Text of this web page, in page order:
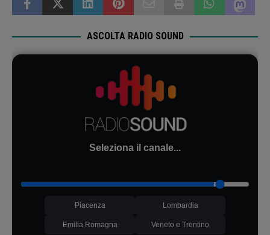
ASCOLTA RADIO SOUND
Seleziona il canale...
Piacenza Lombardia
Emilia Romagna Veneto e Trentino